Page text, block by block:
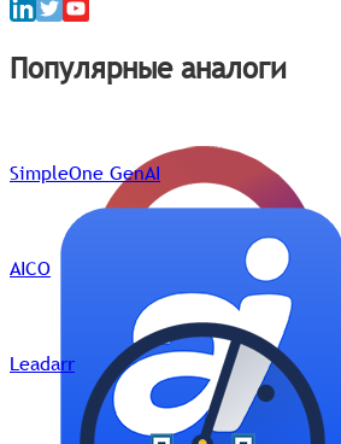
Популярные аналоги
SimpleOne GenAI
AICO
Leadarr